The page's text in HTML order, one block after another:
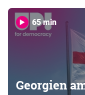
65 min
Georgien